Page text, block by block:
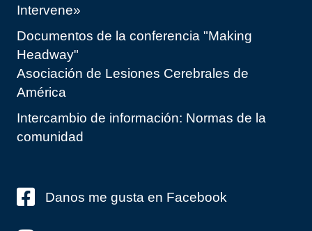
Intervene»
Documentos de la conferencia "Making
Headway"
Asociación de Lesiones Cerebrales de
América
Intercambio de información: Normas de la
comunidad
Danos me gusta en Facebook